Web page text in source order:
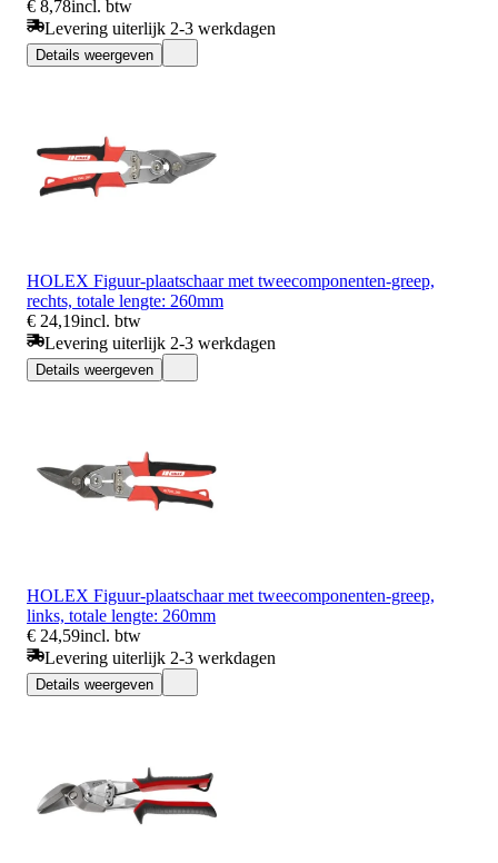
€ 8,78incl. btw
Levering uiterlijk 2-3 werkdagen
Details weergeven
HOLEX Figuur-plaatschaar met tweecomponenten-greep,
rechts, totale lengte: 260mm
€ 24,19incl. btw
Levering uiterlijk 2-3 werkdagen
Details weergeven
HOLEX Figuur-plaatschaar met tweecomponenten-greep,
links, totale lengte: 260mm
€ 24,59incl. btw
Levering uiterlijk 2-3 werkdagen
Details weergeven